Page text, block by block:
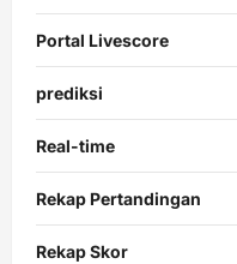
Portal Livescore
prediksi
Real-time
Rekap Pertandingan
Rekap Skor